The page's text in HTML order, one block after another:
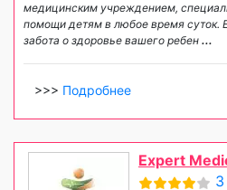
медицинским учреждением,
помощи детям в любое время суток.
забота о здоровье вашего ребен ...
>>> Подробнее
Expert